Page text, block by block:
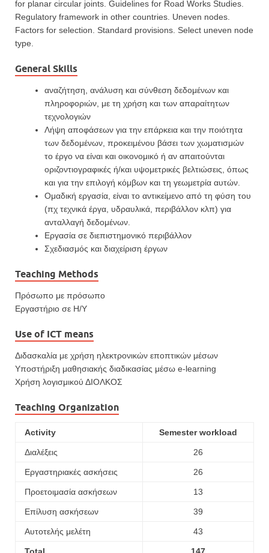
for planar circular joints. Guidelines for Road Works Studies.
Regulatory framework in other countries. Uneven nodes.
Factors for selection. Standard provisions. Select uneven node
type.
General Skills
αναζήτηση, ανάλυση και σύνθεση δεδομένων και
πληροφοριών, με τη χρήση και των απαραί­τη­των
τεχνολογιών
Λήψη αποφάσεων για την επάρκεια και την ποιότητα
των δεδομένων, προκειμένου βάσει των χωματισμών
το έργο να είναι και οικονομικό ή αν απαιτούνται
οριζοντιογραφικές ή/και υψομετρικές βελτιώσεις, όπως
και για την επιλογή κόμβων και τη γεωμετρία αυτών.
Ομαδική εργασία, είναι το αντικείμενο από τη φύση του
(πχ τεχνικά έργα, υδραυλικά, περιβάλ­λον κλπ) για
ανταλλαγή δεδομένων.
Εργασία σε διεπιστημονικό περιβάλλον
Σχεδιασμός και διαχείριση έργων
Teaching Methods
Πρόσωπο με πρόσωπο
Εργαστήριο σε Η/Υ
Use of ICT means
Διδασκαλία με χρήση ηλεκτρονικών εποπτικών μέσων
Υποστήριξη μαθησιακής διαδικασίας μέσω e-learning
Χρήση λογισμικού ΔΙΟΛΚΟΣ
Teaching Organization
Activity Semester workload
Διαλέξεις 26
Εργαστηριακές ασκήσεις 26
Προετοιμασία ασκήσεων 13
Επίλυση ασκήσεων 39
Αυτοτελής μελέτη 43